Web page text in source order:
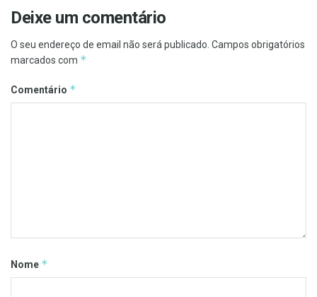
Deixe um comentário
O seu endereço de email não será publicado. Campos obrigatórios
marcados com *
Comentário *
Nome *